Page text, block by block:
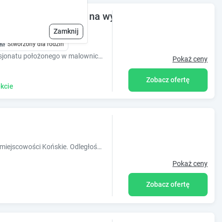
Zamknij
łazienka na wyłączność
Stworzony dla rodzin
Zapraszamy serdecznie do naszego pensjonatu położonego w malowniczej miejscowości! Dezynfekcja pokoi! Pokaż ceny
Zobacz ofertę
Obiekt Hostel ELDORADO znajduje się w miejscowości Końskie. Odległość ważnych miejsc od obiektu: Pałac Biskupów Krakowskich ? 49 km, Dąb B
Pokaż ceny
Zobacz ofertę